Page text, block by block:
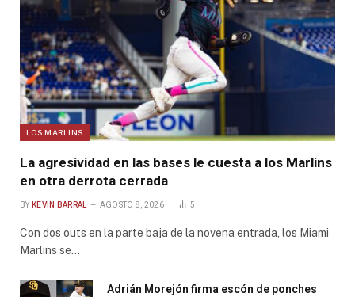
LOS MARLINS
La agresividad en las bases le cuesta a los Marlins
en otra derrota cerrada
BY KEVIN BARRAL AGOSTO 8, 2026 5
Con dos outs en la parte baja de la novena entrada, los Miami
Marlins se…
Adrián Morejón firma escón de ponches